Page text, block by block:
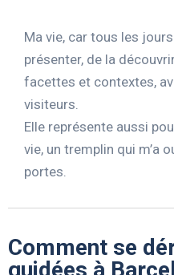
Ma vie, car tous les
présenter, de la
facettes et contextes,
visiteurs.
Elle représente aussi
vie, un tremplin qui m’a
portes.
Comment se
guidées à